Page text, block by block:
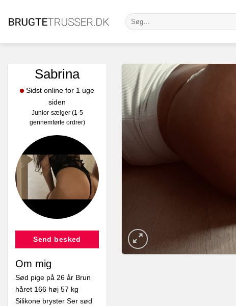
Søg
efter:
Sabrina
Sidst online for 1 uge
siden
Junior-sælger (1-5
gennemførte ordrer)
Send besked
Om mig
Sød pige på 26 år Brun
håret 166 høj 57 kg
Silikone bryster Ser sød